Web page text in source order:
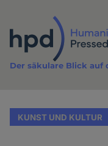
Inhalt
Der säkulare Blick auf
KUNST UND KULTUR